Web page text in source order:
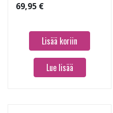
69,95 €
Lisää koriin
Lue lisää